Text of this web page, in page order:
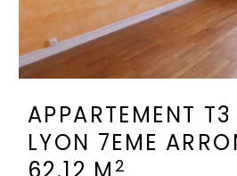
APPARTEMENT
LYON 7EME
2